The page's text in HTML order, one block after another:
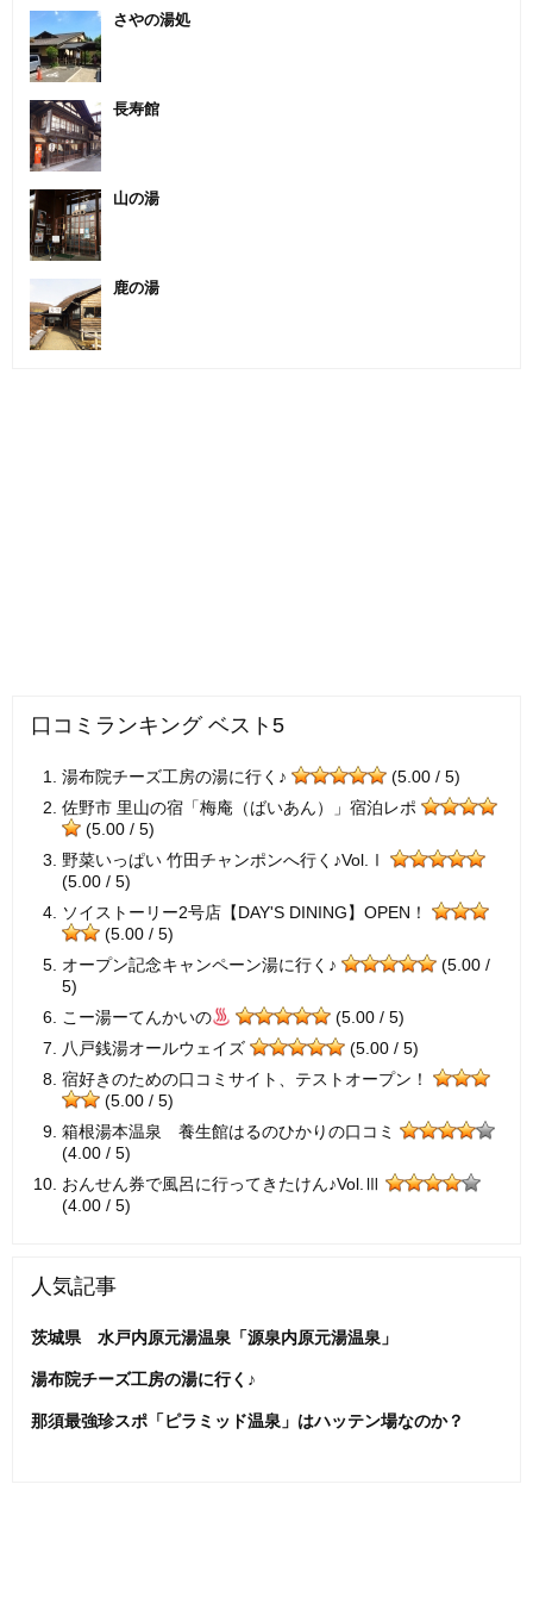
さやの湯処
長寿館
山の湯
鹿の湯
口コミランキング ベスト5
湯布院チーズ工房の湯に行く♪
(5.00 / 5)
佐野市 里山の宿「梅庵（ばいあん）」宿泊レポ
(5.00 / 5)
野菜いっぱい 竹田チャンポンへ行く♪Vol.Ⅰ
(5.00 / 5)
ソイストーリー2号店【DAY'S DINING】OPEN！
(5.00 / 5)
オープン記念キャンペーン湯に行く♪
(5.00 /
5)
こー湯ーてんかいの
(5.00 / 5)
八戸銭湯オールウェイズ
(5.00 / 5)
宿好きのための口コミサイト、テストオープン！
(5.00 / 5)
箱根湯本温泉 養生館はるのひかりの口コミ
(4.00 / 5)
おんせん券で風呂に行ってきたけん♪Vol.Ⅲ
(4.00 / 5)
人気記事
茨城県 水戸内原元湯温泉「源泉内原元湯温泉」
湯布院チーズ工房の湯に行く♪
那須最強珍スポ「ピラミッド温泉」はハッテン場なのか？